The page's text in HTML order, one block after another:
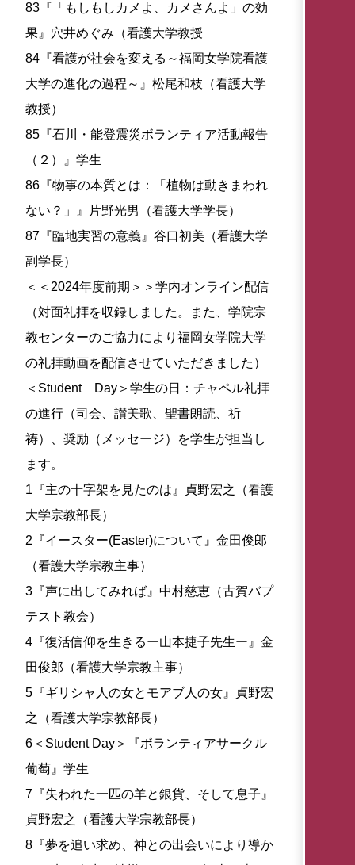
83『「もしもしカメよ、カメさんよ」の効
果』穴井めぐみ（看護大学教授
84『看護が社会を変える～福岡女学院看護
大学の進化の過程～』松尾和枝（看護大学
教授）
85『石川・能登震災ボランティア活動報告
（２）』学生
86『物事の本質とは：「植物は動きまわれ
ない？」』片野光男（看護大学学長）
87『臨地実習の意義』谷口初美（看護大学
副学長）
＜＜2024年度前期＞＞学内オンライン配信
（対面礼拝を収録しました。また、学院宗
教センターのご協力により福岡女学院大学
の礼拝動画を配信させていただきました）
＜Student Day＞学生の日：チャペル礼拝
の進行（司会、讃美歌、聖書朗読、祈
祷）、奨励（メッセージ）を学生が担当し
ます。
1『主の十字架を見たのは』貞野宏之（看護
大学宗教部長）
2『イースター(Easter)について』金田俊郎
（看護大学宗教主事）
3『声に出してみれば』中村慈恵（古賀バプ
テスト教会）
4『復活信仰を生きるー山本捷子先生ー』金
田俊郎（看護大学宗教主事）
5『ギリシャ人の女とモアブ人の女』貞野宏
之（看護大学宗教部長）
6＜Student Day＞『ボランティアサークル
葡萄』学生
7『失われた一匹の羊と銀貨、そして息子』
貞野宏之（看護大学宗教部長）
8『夢を追い求め、神との出会いにより導か